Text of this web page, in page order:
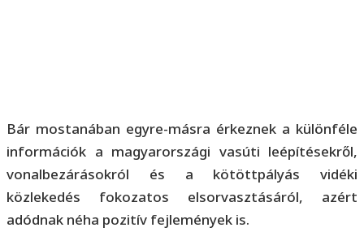
Bár mostanában egyre-másra érkeznek a különféle
információk a magyarországi vasúti leépítésekről,
vonalbezárásokról és a kötöttpályás vidéki
közlekedés fokozatos elsorvasztásáról, azért
adódnak néha pozitív fejlemények is.